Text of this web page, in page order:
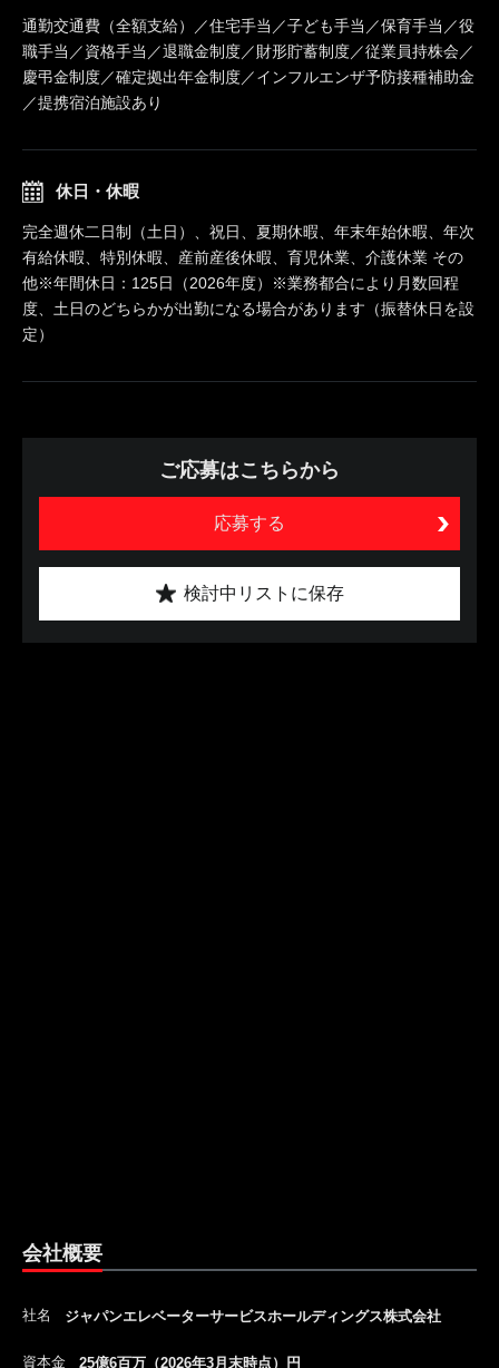
通勤交通費（全額支給）／住宅手当／子ども手当／保育手当／役
職手当／資格手当／退職金制度／財形貯蓄制度／従業員持株会／
慶弔金制度／確定拠出年金制度／インフルエンザ予防接種補助金
／提携宿泊施設あり
休日・休暇
完全週休二日制（土日）、祝日、夏期休暇、年末年始休暇、年次
有給休暇、特別休暇、産前産後休暇、育児休業、介護休業 その
他※年間休日：125日（2026年度）※業務都合により月数回程
度、土日のどちらかが出勤になる場合があります（振替休日を設
定）
ご応募はこちらから
応募する
検討中リストに保存
会社概要
社名 ジャパンエレベーターサービスホールディングス株式会社
資本金 25億6百万（2026年3月末時点）円